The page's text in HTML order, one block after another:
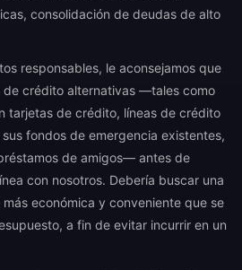
consolidación de deudas de alto
responsables, le aconsejamos que
de crédito alternativas —tales como
tarjetas de crédito, líneas de crédito
fondos de emergencia existentes,
de amigos— antes de
con nosotros. Debería buscar una
económica y conveniente que se
a fin de evitar incurrir en un